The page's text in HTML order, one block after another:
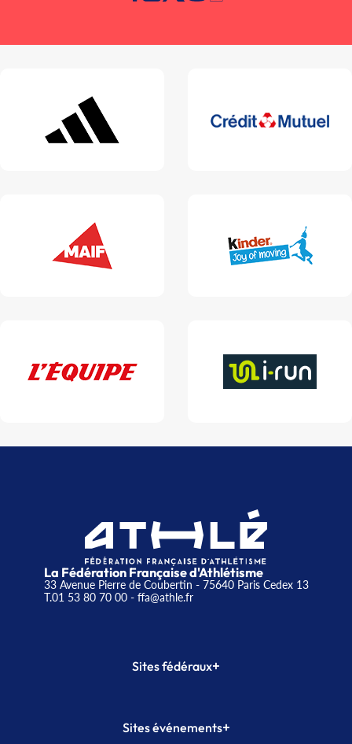
La Fédération Française d'Athlétisme
33 Avenue Pierre de Coubertin - 75640 Paris Cedex 13
T.01 53 80 70 00- ffa@athle.fr
Sites fédéraux+
Plateforme Formation
Sites événements+